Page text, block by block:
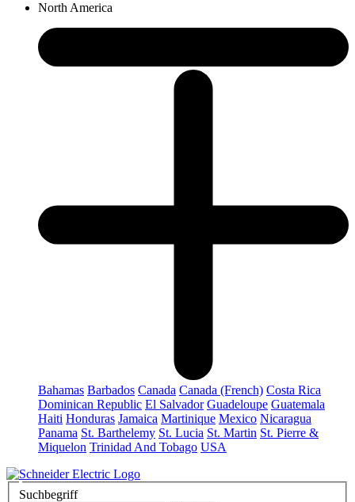
North America
Bahamas Barbados Canada Canada (French) Costa Rica
Dominican Republic El Salvador Guadeloupe Guatemala
Haiti Honduras Jamaica Martinique Mexico Nicaragua
Panama St. Barthelemy St. Lucia St. Martin St. Pierre &
Miquelon Trinidad And Tobago USA
Suchbegriff